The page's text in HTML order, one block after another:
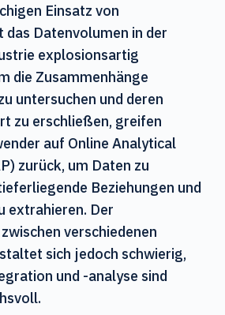
Einsatz von
das Datenvolumen in der
explosionsartig
die Zusammenhänge
untersuchen und deren
zu erschließen, greifen
auf Online Analytical
zurück, um Daten zu
Beziehungen und
extrahieren. Der
verschiedenen
sich jedoch schwierig,
und -analyse sind